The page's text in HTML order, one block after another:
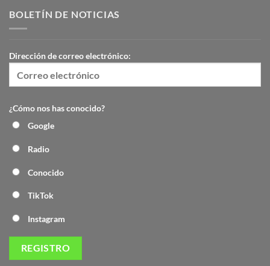
BOLETÍN DE NOTICIAS
Dirección de correo electrónico:
¿Cómo nos has conocido?
Google
Radio
Conocido
TikTok
Instagram